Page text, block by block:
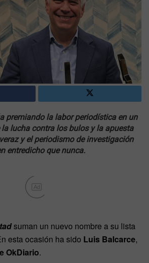
premiando la labor periodística en un
lucha contra los bulos y la apuesta
y el periodismo de investigación
entredicho que nunca.
Ad
suman un nuevo nombre a su lista
esta ocasión ha sido Luis Balcarce,
OkDiario.